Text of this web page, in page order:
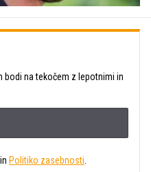
bodi na tekočem z lepotnimi in
in Politiko zasebnosti